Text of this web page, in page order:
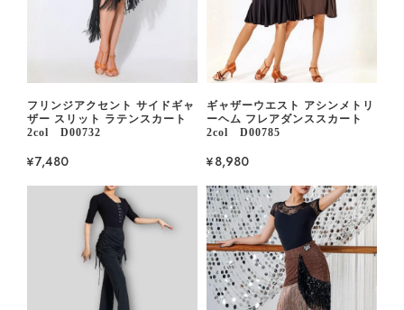
フリンジアクセント サイドギャ
ザー スリット ラテンスカート
2col D00732
¥7,480
ギャザーウエスト アシンメトリ
ーヘム フレアダンススカート
2col D00785
¥8,980